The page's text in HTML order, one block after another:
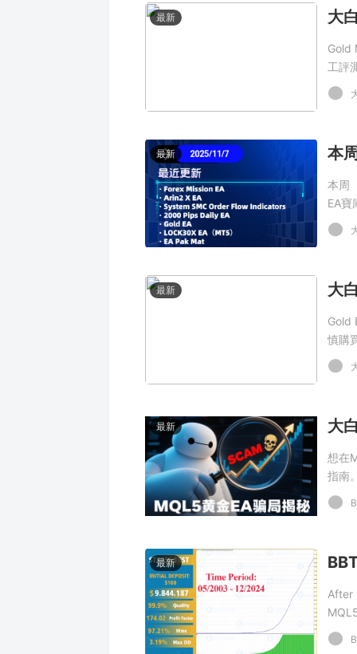
最新
Gold
工評
最新 本
本周
EA寶
最新
Gold
慎購
最新 大
想在
指南
應直
最新